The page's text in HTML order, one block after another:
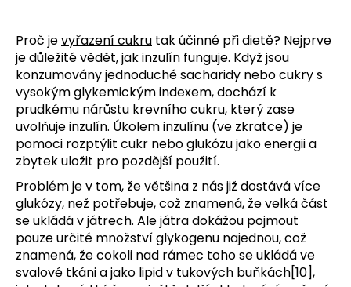
Proč jevyřazení cukru tak účinné při dietě? Nejprve
je důležité vědět, jak inzulín funguje. Když jsou
konzumovány jednoduché sacharidy nebo cukry s
vysokým glykemickým indexem, dochází k
prudkému nárůstu krevního cukru, který zase
uvolňuje inzulín. Úkolem inzulínu (ve zkratce) je
pomoci rozptýlit cukr nebo glukózu jako energii a
zbytek uložit pro pozdější použití.
Problém je v tom, že většina z nás již dostává více
glukózy, než potřebuje, což znamená, že velká část
se ukládá v játrech. Ale játra dokážou pojmout
pouze určité množství glykogenu najednou, což
znamená, že cokoli nad rámec toho se ukládá ve
svalové tkáni a jako lipid v tukových buňkách[10],